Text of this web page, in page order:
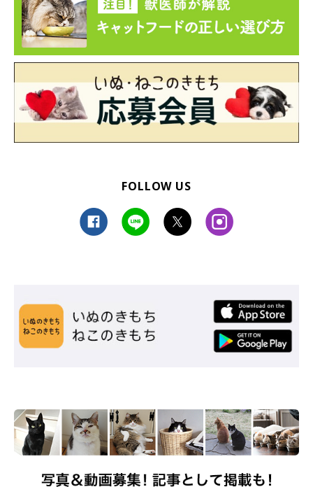
のだそうです。撮影当時について、飼い主さんにお話を聞きまし
た。
関連記事:
猫の足をツンツンしたら「賢くて可愛すぎる反
応」に思わずキュン！
Twitterユーザー@bou128さんの愛猫・ろんさん（本名：くろあ
ん）。飼い主さんが、ろんさんの前足をツンツンと触ると…胸キュ
さんにお話を伺いました。
写真提供・取材協力／@bou128さん／X（旧Twitter）
取材・文／雨宮カイ
FOLLOW US